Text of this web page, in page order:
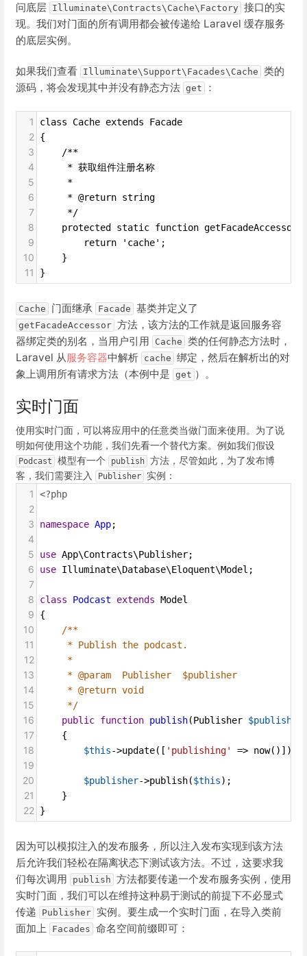
问底层 Illuminate\Contracts\Cache\Factory 接口的实
现。我们对门面的所有调用都会被传递给 Laravel 缓存服务
的底层实例。
如果我们查看 Illuminate\Support\Facades\Cache 类的
源码，将会发现其中并没有静态方法 get ：
1 class Cache extends Facade
2 {
3
    /**
4
     * 获取组件注册名称
5
     *
6
     * @return string
7
     */
8
protected static function
9
        return 'cache';
10
    }
11 }
Cache 门面继承 Facade 基类并定义了
getFacadeAccessor 方法，该方法的工作就是返回服务容
器绑定类的别名，当用户引用
Cache 类的任何静态方法时，
Laravel 从 服务容器中解析 cache 绑定，然后在解析出的对
象上调用所有请求方法（本例中是 get ）。
实时门面
使用实时门面，可以将应用中的任意类当做门面来使用。为了说
明如何使用这个功能，我们先看一个替代方案。例如我们假设
Podcast 模型有一个 publish 方法，尽管如此，为了发布博
客，我们需要注入
Publisher
实例：
1
<?php
2
3
namespace App;
4
5
use App\Contracts\Publisher;
6 use Illuminate\Database\Eloquent\Model ;
7
8
class Podcast extends Model
9 {
10 /**
11 * Publish the podcast.
12 *
13 * @param  Publisher  $publisher
14 * @return void
15 */
16 public function publish(Publisher $publisher
17
    {
18 $this->update([ 'publishing' => now()]);
19
20
$publisher->publish($this);
21
    }
22 }
因为可以模拟注入的发布服务，所以注入发布实现到该方法
后允许我们轻松在隔离状态下测试该方法。不过，这要求我
们每次调用
publish 方法都要传递一个发布服务实例，使用
实时门面，我们可以在维持这种易于测试的前提下不必显式
传递
Publisher 实例。要生成一个实时门面，在导入类前
面加上
Facades 命名空间前缀即可：